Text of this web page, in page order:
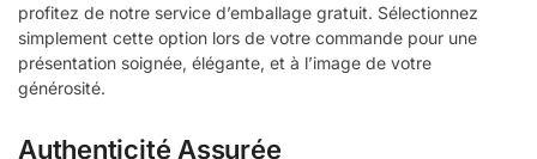
profitez de notre service d’emballage gratuit. Sélectionnez
simplement cette option lors de votre commande pour une
présentation soignée, élégante, et à l’image de votre
générosité.
Authenticité Assurée